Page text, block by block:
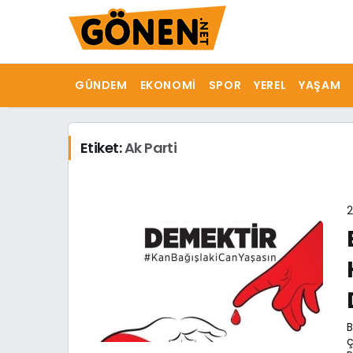
GÜNDEM EKONOMI SPOR YEREL YAŞAM
Etiket:Ak Parti